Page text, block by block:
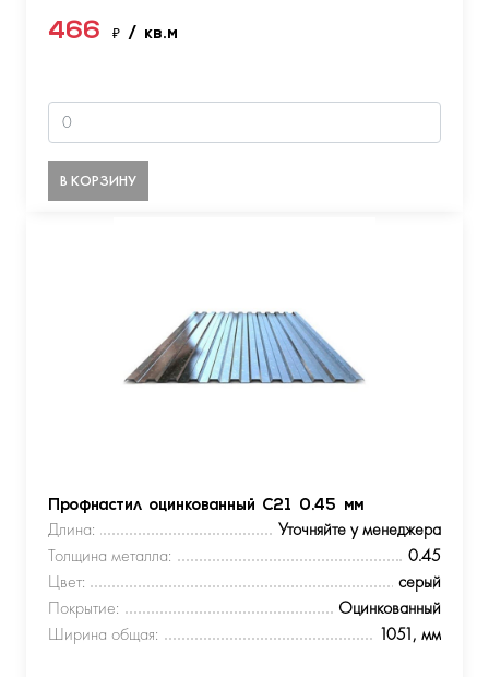
466 ₽ / кв.м
В КОРЗИНУ
Профнастил оцинкованный С21 0.45 мм
Длина:
Уточняйте у менеджера
Толщина металла:
0.45
Цвет:
серый
Покрытие:
Оцинкованный
Ширина общая:
1051, мм